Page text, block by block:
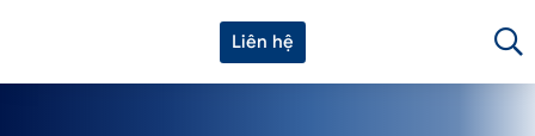
Liên hệ